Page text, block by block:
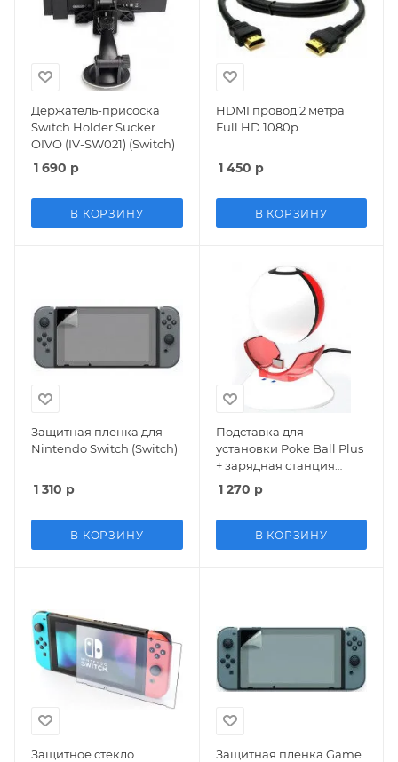
Держатель-присоска
Switch Holder Sucker
OIVO (IV-SW021) (Switch)
1 690 р
В КОРЗИНУ
HDMI провод 2 метра
Full HD 1080p
1 450 р
В КОРЗИНУ
Защитная пленка для
Nintendo Switch (Switch)
1 310 р
В КОРЗИНУ
Подставка для
установки Poke Ball Plus
+ зарядная станция
OIVO (SPS-1811) (Switch)
1 270 р
В КОРЗИНУ
Защитное стекло
Защитная пленка Game